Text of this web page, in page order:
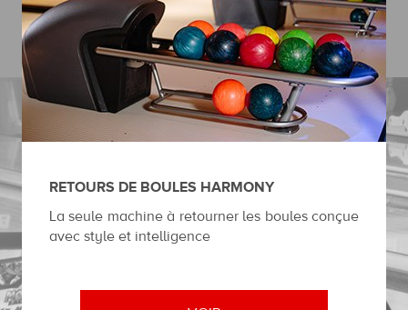
RETOURS DE BOULES HARMONY
La seule machine à retourner les boules conçue
avec style et intelligence